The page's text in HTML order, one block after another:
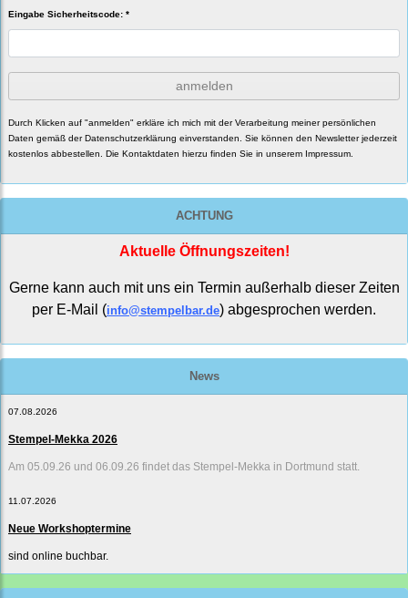
Eingabe Sicherheitscode: *
anmelden
Durch Klicken auf "anmelden" erkläre ich mich mit der Verarbeitung meiner persönlichen
Daten gemäß der Datenschutzerklärung einverstanden. Sie können den Newsletter jederzeit
kostenlos abbestellen. Die Kontaktdaten hierzu finden Sie in unserem Impressum.
ACHTUNG
Aktuelle Öffnungszeiten!
Gerne kann auch mit uns ein Termin außerhalb dieser Zeiten
per E-Mail (info@stempelbar.de) abgesprochen werden.
News
07.08.2026
Stempel-Mekka 2026
Am 05.09.26 und 06.09.26 findet das Stempel-Mekka in Dortmund statt.
11.07.2026
Neue Workshoptermine
sind online buchbar.